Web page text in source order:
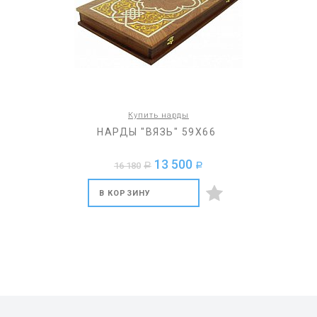
Купить нарды
НАРДЫ "ВЯЗЬ" 59Х66
16 180 a 13 500 a
В КОРЗИНУ